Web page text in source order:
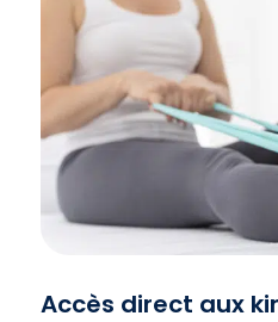
Accès direct aux